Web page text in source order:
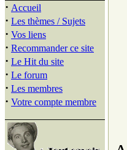
· Accueil
· Les thèmes / Sujets
· Vos liens
· Recommander ce site
· Le Hit du site
· Le forum
· Les membres
· Votre compte membre